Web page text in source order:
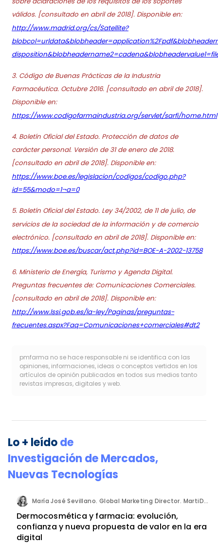
válidos. [consultado en abril de 2018]. Disponible en:
http://www.madrid.org/cs/Satellite?
3. Código de Buenas Prácticas de la Industria
Farmacéutica. Octubre 2016. [consultado en abril de 2018].
Disponible en:
https://www.codigofarmaindustria.org/servlet/sarfi/home.html
4. Boletín Oficial del Estado. Protección de datos de
carácter personal. Versión de 31 de enero de 2018.
[consultado en abril de 2018]. Disponible en:
https://www.boe.es/legislacion/codigos/codigo.php?
id=55&modo=1¬a=0
5. Boletín Oficial del Estado. Ley 34/2002, de 11 de julio, de
servicios de la sociedad de la información y de comercio
electrónico. [consultado en abril de 2018]. Disponible en:
https://www.boe.es/buscar/act.php?id=BOE-A-2002-13758
6. Ministerio de Energía, Turismo y Agenda Digital.
Preguntas frecuentes de: Comunicaciones Comerciales.
[consultado en abril de 2018]. Disponible en:
http://www.lssi.gob.es/la-ley/Paginas/preguntas-
frecuentes.aspx?Faq=Comunicaciones+comerciales#dt2
pmfarma no se hace responsable ni se identifica con las
opiniones, informaciones, ideas o conceptos vertidos en los
artículos de opinión publicados en todos sus medios tanto
revistas impresas, digitales y web.
Lo + leídode
Investigación de Mercados,
Nuevas Tecnologías
María José Sevillano. Global Marketing Director. MartiDerm.
Dermocosmética y farmacia: evolución,
confianza y nueva propuesta de valor en la era
digital